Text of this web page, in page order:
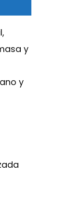
y
y